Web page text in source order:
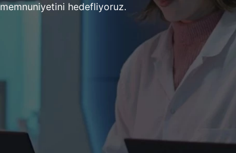
memnuniyetini hedefliyoruz.